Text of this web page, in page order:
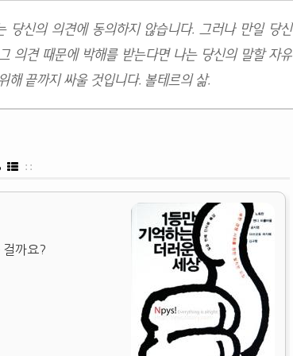
당신의 의견에 동의하지 않습니다. 그러나 만일 당신
의견 때문에 박해를 받는다면 나는 당신의 말할 자유
해 끝까지 싸울 것입니다. 볼테르의 삶.
::
걸까요?